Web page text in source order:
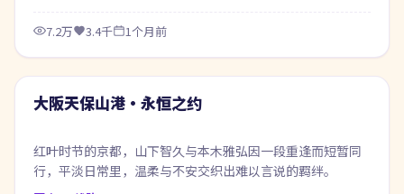
7.2万 3.4千 1个月前
最新
大阪天保山港·永恒之约
红叶时节的京都，山下智久与本木雅弘因一段重逢而短暂同
行，平淡日常里，温柔与不安交织出难以言说的羁绊。